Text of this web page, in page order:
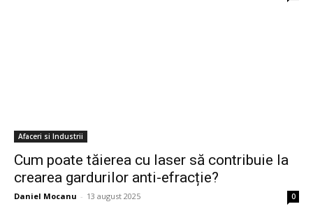
Afaceri si Industrii
Cum poate tăierea cu laser să contribuie la
crearea gardurilor anti-efracție?
Daniel Mocanu - 13 august 2025 0